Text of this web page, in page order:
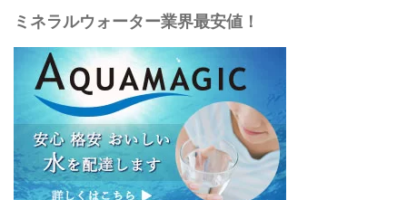
ミネラルウォーター業界最安値！